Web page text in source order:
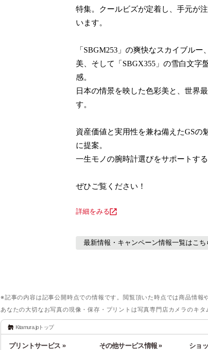
特集。クールビズが定着し、手元が
います。
「SBGM253」の爽快なスカイブル
美、そして「SBGX355」の雪白文字
感。
日本の情景を映した色彩美と、世界
す。
資産価値と実用性を兼ね備えたGSの
に提案。
一生モノの腕時計選びをサポートす
ぜひご覧ください！
詳細をみる
最新情報・キャンペーン情報一覧はこち
※記事の内容は記事公開時点での情報です。閲覧頂いた時点では商品情報
あなたの大切なお写真の現像・保存・プリントは写真専門店カメラのキタ
Kitamura.jpトップ
プリントサービス » その他サービス情報 » ショ